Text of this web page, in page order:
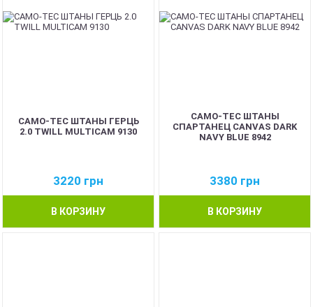
CAMO-TEC ШТАНЫ ГЕРЦЬ
2.0 TWILL MULTICAM 9130
3220 грн
В КОРЗИНУ
CAMO-TEC ШТАНЫ
СПАРТАНЕЦ CANVAS DARK
NAVY BLUE 8942
3380 грн
В КОРЗИНУ